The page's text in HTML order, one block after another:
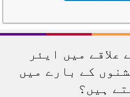
علاقے میں ایئر
کے بارے میں
ہیں؟